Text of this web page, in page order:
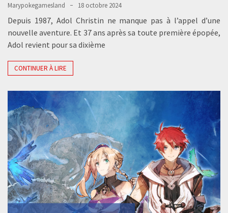
Marypokegamesland 18 octobre 2024
Depuis 1987, Adol Christin ne manque pas à l’appel d’une
nouvelle aventure. Et 37 ans après sa toute première épopée,
Adol revient pour sa dixième
CONTINUER À LIRE